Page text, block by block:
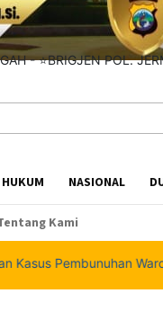
HUKUM NASIONAL
Kami
Waroki Berjalan